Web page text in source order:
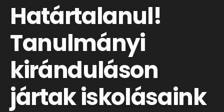
Határtalanul!
Tanulmányi
kiránduláson
jártak iskolásaink